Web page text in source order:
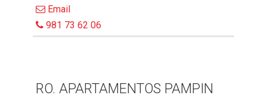
Email
981 73 62 06
RO. APARTAMENTOS PAMPIN